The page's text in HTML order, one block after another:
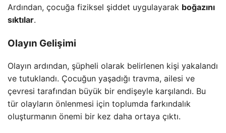
Ardından, çocuğa fiziksel şiddet uygulayarak boğazını
sıktılar.
Olayın Gelişimi
Olayın ardından, şüpheli olarak belirlenen kişi yakalandı
ve tutuklandı. Çocuğun yaşadığı travma, ailesi ve
çevresi tarafından büyük bir endişeyle karşılandı. Bu
tür olayların önlenmesi için toplumda farkındalık
oluşturmanın önemi bir kez daha ortaya çıktı.